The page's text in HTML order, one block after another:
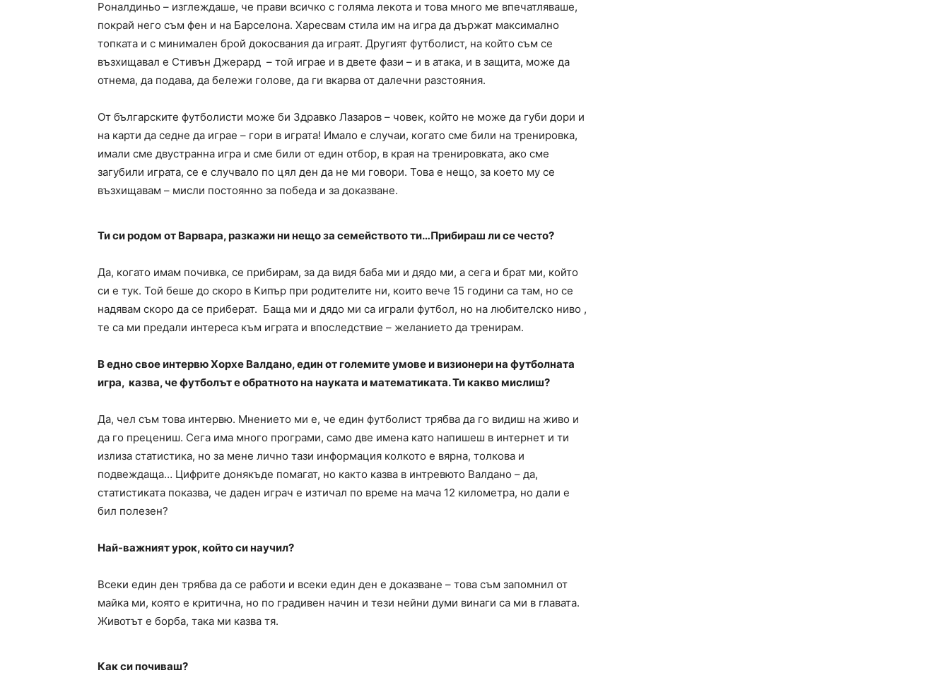
Роналдиньо – изглеждаше, че прави всичко с голяма лекота и това много ме впечатляваше,
покрай него съм фен и на Барселона. Харесвам стила им на игра да държат максимално
топката и с минимален брой докосвания да играят. Другият футболист, на който съм се
възхищавал е Стивън Джерард – той играе и в двете фази – и в атака, и в защита, може да
отнема, да подава, да бележи голове, да ги вкарва от далечни разстояния.
От българските футболисти може би Здравко Лазаров – човек, който не може да губи дори и
на карти да седне да играе – гори в играта! Имало е случаи, когато сме били на тренировка,
имали сме двустранна игра и сме били от един отбор, в края на тренировката, ако сме
загубили играта, се е случвало по цял ден да не ми говори. Това е нещо, за което му се
възхищавам – мисли постоянно за победа и за доказване.
Ти си родом от Варвара, разкажи ни нещо за семейството ти…Прибираш ли се често?
Да, когато имам почивка, се прибирам, за да видя баба ми и дядо ми, а сега и брат ми, който
си е тук. Той беше до скоро в Кипър при родителите ни, които вече 15 години са там, но се
надявам скоро да се приберат. Баща ми и дядо ми са играли футбол, но на любителско ниво ,
те са ми предали интереса към играта и впоследствие – желанието да тренирам.
В едно свое интервю Хорхе Валдано, един от големите умове и визионери на футболната
игра, казва, че футболът е обратното на науката и математиката. Ти какво мислиш?
Да, чел съм това интервю. Мнението ми е, че един футболист трябва да го видиш на живо и
да го прецениш. Сега има много програми, само две имена като напишеш в интернет и ти
излиза статистика, но за мене лично тази информация колкото е вярна, толкова и
подвеждаща… Цифрите донякъде помагат, но както казва в интревюто Валдано – да,
статистиката показва, че даден играч е изтичал по време на мача 12 километра, но дали е
бил полезен?
Най-важният урок, който си научил?
Всеки един ден трябва да се работи и всеки един ден е доказване – това съм запомнил от
майка ми, която е критична, но по градивен начин и тези нейни думи винаги са ми в главата.
Животът е борба, така ми казва тя.
Как си почиваш?